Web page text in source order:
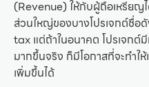
(Revenue) ให้กับผู้ถือเหรียญ
ส่วนใหญ่ของบางโปรเจกต์ชื่อ
tax แต่ถ้าในอนาคต โปรเจก
มากขึ้นจริง ก็มีโอกาสที่จะทำใ
เพิ่มขึ้นได้